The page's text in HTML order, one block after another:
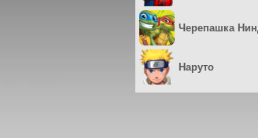
Черепашка
Наруто